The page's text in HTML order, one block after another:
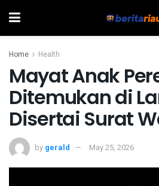
Home Health
Mayat Anak
Ditemukan di
Disertai Surat
by gerald May 25, 2026